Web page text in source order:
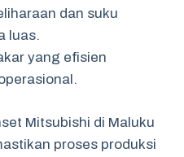
dan suku
luas.
yang efisien
Mitsubishi di Maluku
proses produksi